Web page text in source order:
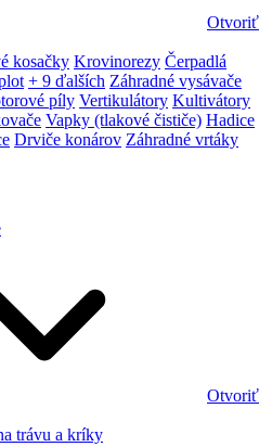
Otvoriť
kosačky Krovinorezy Čerpadlá
+ 9 ďalších Záhradné vysávače
píly Vertikulátory Kultivátory
Vapky (tlakové čističe) Hadice
Drviče konárov Záhradné vrtáky
Otvoriť
trávu a kríky